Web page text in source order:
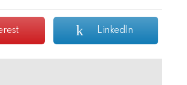
LinkedIn